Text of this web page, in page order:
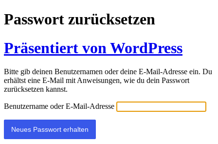
Passwort zurücksetzen
Präsentiert von WordPress
Bitte gib deinen Benutzernamen oder deine E-Mail-Adresse ein. Du
erhältst eine E-Mail mit Anweisungen, wie du dein Passwort
zurücksetzen kannst.
Benutzername oder E-Mail-Adresse